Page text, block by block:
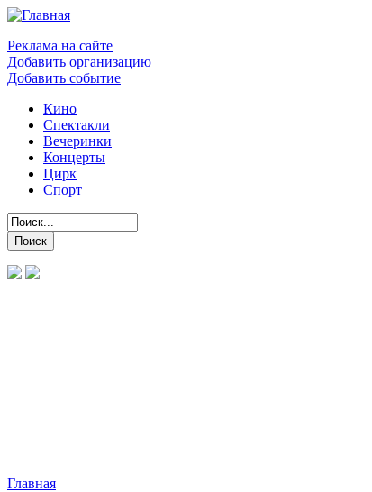
Реклама на сайте
Добавить организацию
Добавить событие
Кино
Спектакли
Вечеринки
Концерты
Цирк
Спорт
Главная